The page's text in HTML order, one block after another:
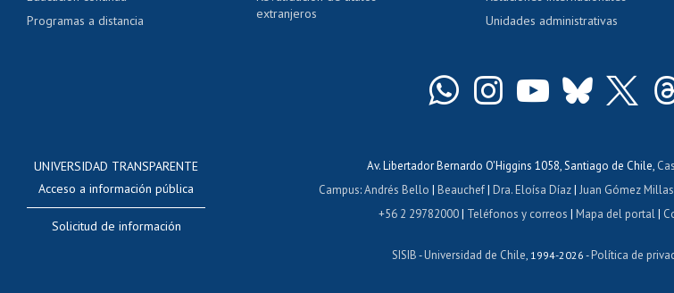
Programas a distancia
extranjeros
Unidades administrativas
UNIVERSIDAD TRANSPARENTE
Acceso a información pública
Solicitud de información
Av. Libertador Bernardo O'Higgins 1058, Santiago de Chile,
Campus:Andrés Bello | Beauchef| Dra. Eloísa Díaz| Juan Gómez Millas
+56 2 29782000| Teléfonos y correos |Mapa del portal|
SISIB -Universidad de Chile , 1994-2026 -Política de